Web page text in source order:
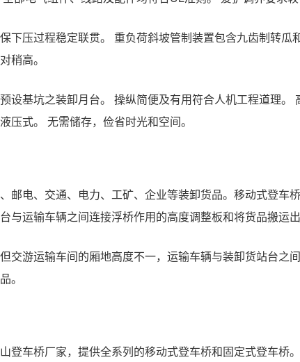
下压过程稳定联贯。 重负荷斜坡管制装置包含九齿制转
稍高。
设基坑之装卸月台。 操纵简便及有用符合人机工程道理
压式。 无需储存，俭省时光和空间。
邮电、交通、电力、工矿、企业等装卸货品。移动式登车
与运输车辆之间连接浮桥作用的高度调整板和将货品搬运
交游运输车间的厢地高度不一，运输车辆与装卸货站台之
。
登车桥厂家，提供全系列的移动式登车桥和固定式登车桥。